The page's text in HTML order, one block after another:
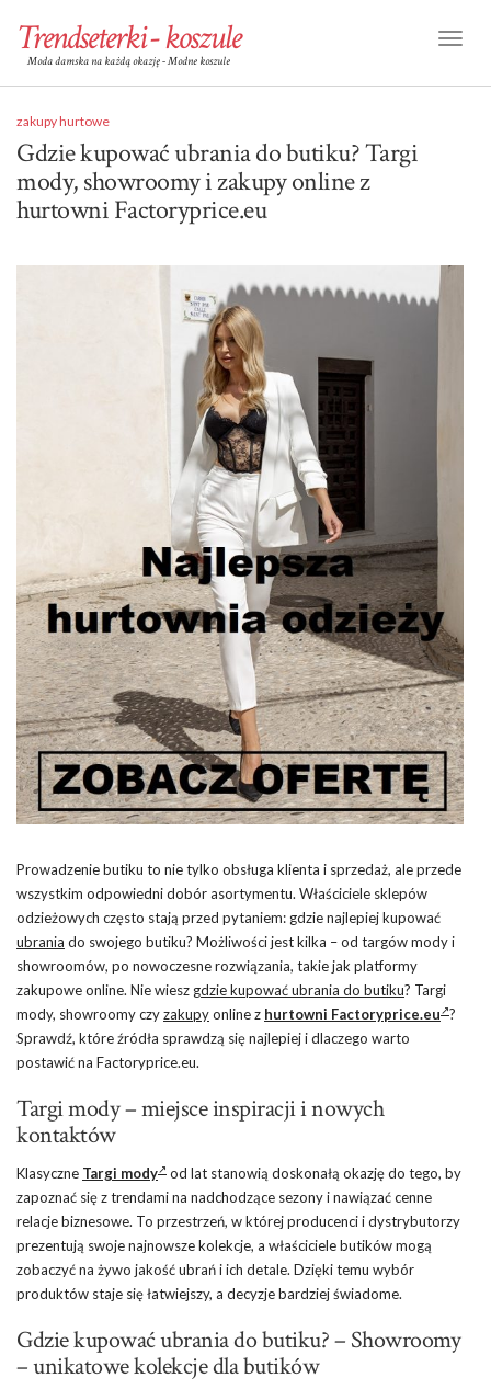
Trendseterki - koszule
Moda damska na każdą okazję - Modne koszule
zakupy hurtowe
Gdzie kupować ubrania do butiku? Targi
mody, showroomy i zakupy online z
hurtowni Factoryprice.eu
Prowadzenie butiku to nie tylko obsługa klienta i sprzedaż, ale przede
wszystkim odpowiedni dobór asortymentu. Właściciele sklepów
odzieżowych często stają przed pytaniem: gdzie najlepiej kupować
ubrania do swojego butiku? Możliwości jest kilka – od targów mody i
showroomów, po nowoczesne rozwiązania, takie jak platformy
zakupowe online. Nie wiesz gdzie kupować ubrania do butiku? Targi
mody, showroomy czyzakupyonline z hurtowni Factoryprice.eu ?
Sprawdź, które źródła sprawdzą się najlepiej i dlaczego warto
postawić na Factoryprice.eu.
Targi mody – miejsce inspiracji i nowych
kontaktów
Klasyczne Targi mody
od lat stanowią doskonałą okazję do tego, by
zapoznać się z trendami na nadchodzące sezony i nawiązać cenne
relacje biznesowe. To przestrzeń, w której producenci i dystrybutorzy
prezentują swoje najnowsze kolekcje, a właściciele butików mogą
zobaczyć na żywo jakość ubrań i ich detale. Dzięki temu wybór
produktów staje się łatwiejszy, a decyzje bardziej świadome.
Gdzie kupować ubrania do butiku? – Showroomy
– unikatowe kolekcje dla butików